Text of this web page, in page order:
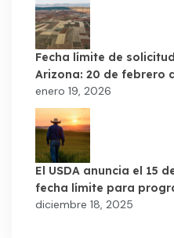
Fecha límite de
Arizona: 20 de febrero
enero 19, 2026
El USDA anuncia el 15
fecha límite para
diciembre 18, 2025